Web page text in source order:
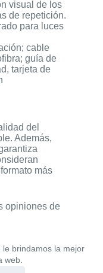
le brindamos la mejor
web.
visual de los
de repetición.
para luces
cable
guía de
tarjeta de
del
Además,
más
opiniones de